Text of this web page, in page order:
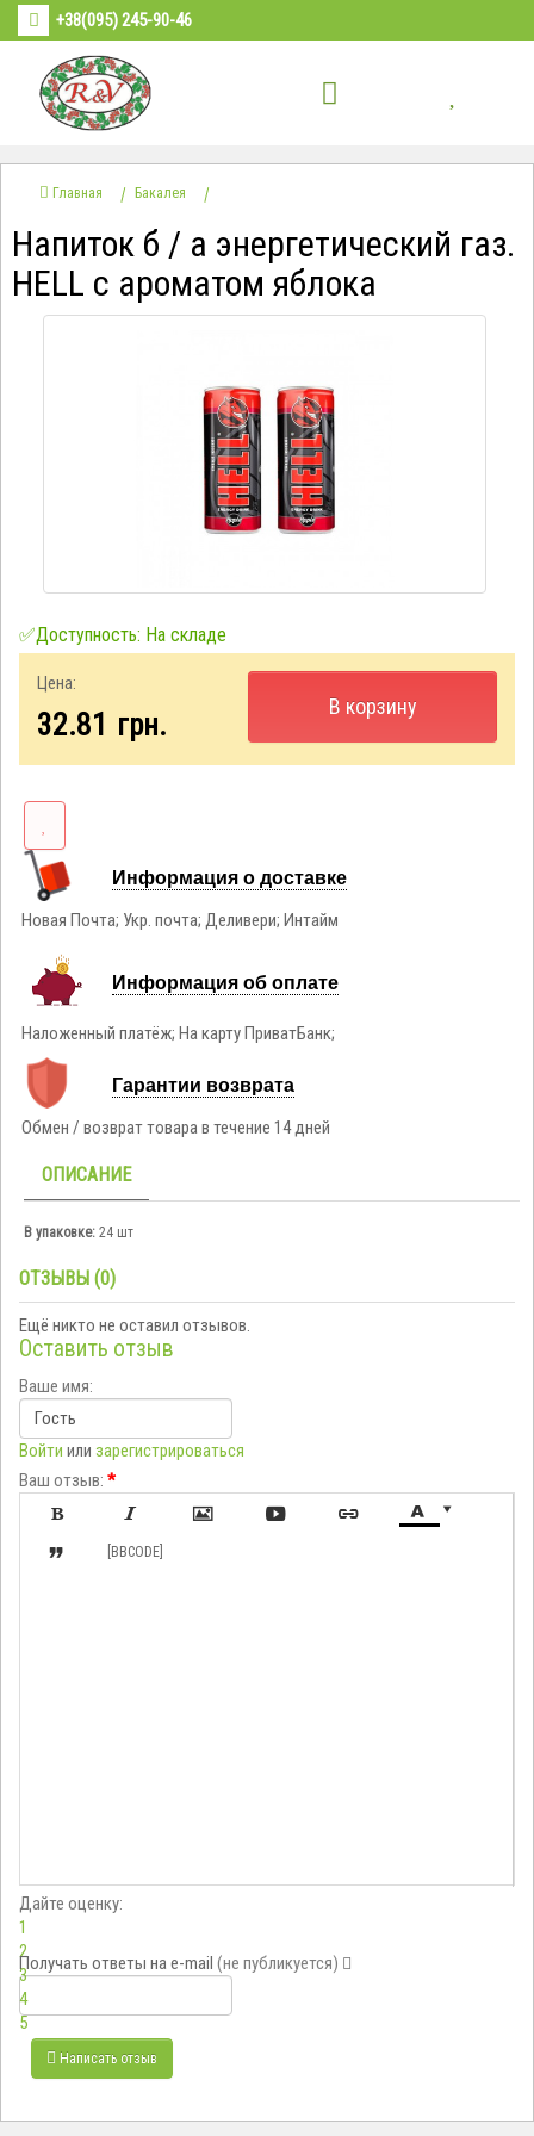
+38(095) 245-90-46
Главная Бакалея
Напиток б / а энергетический газ.
HELL с ароматом яблока
✅Доступность: На складе
Цена:
32.81 грн.
В корзину
Информация о доставке
Новая Почта; Укр. почта; Деливери; Интайм
Информация об оплате
Наложенный платёж; На карту ПриватБанк;
Гарантии возврата
Обмен / возврат товара в течение 14 дней
ОПИСАНИЕ
В упаковке: 24 шт
ОТЗЫВЫ (0)
Ещё никто не оставил отзывов.
Оставить отзыв
Ваше имя:
Войти или зарегистрироваться
Ваш отзыв: *

     
 [BBCODE]
Дайте оценку:
1
2
3
4
5
Получать ответы на e-mail (не публикуется)
Написать отзыв